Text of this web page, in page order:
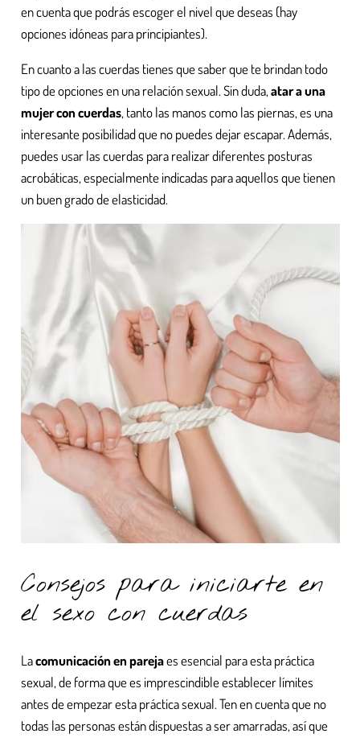
en cuenta que podrás escoger el nivel que deseas (hay
opciones idóneas para principiantes).
En cuanto a las cuerdas tienes que saber que te brindan todo
tipo de opciones en una relación sexual. Sin duda,atar a una
mujer con cuerdas, tanto las manos como las piernas, es una
interesante posibilidad que no puedes dejar escapar. Además,
puedes usar las cuerdas para realizar diferentes posturas
acrobáticas, especialmente indicadas para aquellos que tienen
un buen grado de elasticidad.
Consejos para iniciarte en
el sexo con cuerdas
Lacomunicación en parejaes esencial para esta práctica
sexual, de forma que es imprescindible establecer límites
antes de empezar esta práctica sexual. Ten en cuenta que no
todas las personas están dispuestas a ser amarradas, así que